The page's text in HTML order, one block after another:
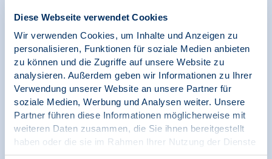
Diese Webseite verwendet Cookies
Wir verwenden Cookies, um Inhalte und Anzeigen zu
personalisieren, Funktionen für soziale Medien anbieten
zu können und die Zugriffe auf unsere Website zu
analysieren. Außerdem geben wir Informationen zu Ihrer
Verwendung unserer Website an unsere Partner für
soziale Medien, Werbung und Analysen weiter. Unsere
Partner führen diese Informationen möglicherweise mit
weiteren Daten zusammen, die Sie ihnen bereitgestellt
haben oder die sie im Rahmen Ihrer Nutzung der Dienste
gesammelt haben.
BDP zeichnet gemeinsame Erklärung des
Runden Tisches zur Interprofessionellen
Zusammenarbeit in der psychiatrischen,
psychotherapeutischen und psychosozialen
Versorgung
17.09.2024
Pressemitteilung | Psychologie in Krisen |